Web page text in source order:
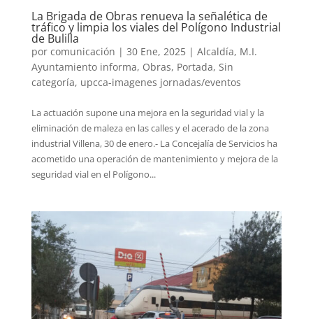
La Brigada de Obras renueva la señalética de
tráfico y limpia los viales del Polígono Industrial
de Bulilla
por comunicación | 30 Ene, 2025| Alcaldía, M.I.
Ayuntamiento informa, Obras, Portada, Sin
categoría, upcca-imagenes jornadas/eventos
La actuación supone una mejora en la seguridad vial y la
eliminación de maleza en las calles y el acerado de la zona
industrial Villena, 30 de enero.- La Concejalía de Servicios ha
acometido una operación de mantenimiento y mejora de la
seguridad vial en el Polígono...